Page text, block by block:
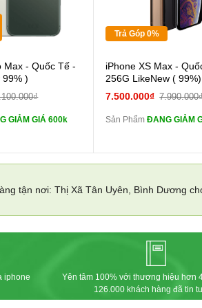
Cường lực 10D full
tai nghe iPhone 6S
Pin dự phòng và
Max - Quốc Tế -
99% )
GIẢM GIÁ 600k
Trả Góp 0%
Tặng
Cường
màn
tai nghe
Pin dự
iPhone XS Max -
256G LikeNew ( 99%)
7.500.000₫
Sản PhẩmĐANG GIẢM
tận nơi: Thị Xã Tân Uyên, Bình Dương
iphone
Yên tâm 100% với thương hiệu hơn
126.000 khách hàng đã tin